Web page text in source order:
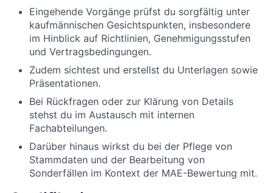
Eingehende Vorgänge prüfst du sorgfältig unter
kaufmännischen Gesichtspunkten, insbesondere
im Hinblick auf Richtlinien, Genehmigungsstufen
und Vertragsbedingungen.
Zudem sichtest und erstellst du Unterlagen sowie
Präsentationen.
Bei Rückfragen oder zur Klärung von Details
stehst du im Austausch mit internen
Fachabteilungen.
Darüber hinaus wirkst du bei der Pflege von
Stammdaten und der Bearbeitung von
Sonderfällen im Kontext der MAE-Bewertung mit.